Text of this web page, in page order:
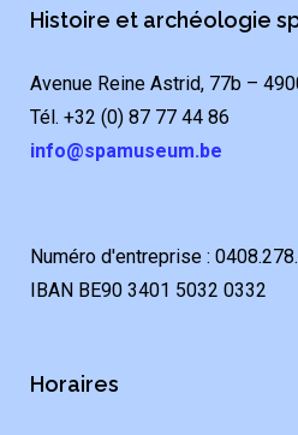
Histoire et archéologie
Avenue Reine Astrid, 77b –
Tél. +32 (0) 87 77 44 86
info@spamuseum.be
Numéro d'entreprise :
IBAN BE90 3401 5032 0332
Horaires